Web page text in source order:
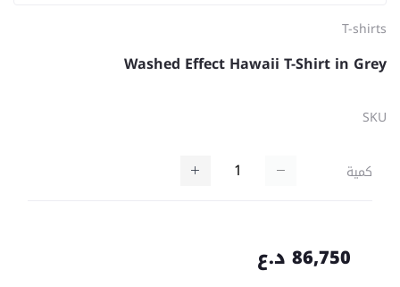
T-shirts
Washed Effect Hawaii T-Shirt in Grey
SKU
كمية
86,750 د.ع